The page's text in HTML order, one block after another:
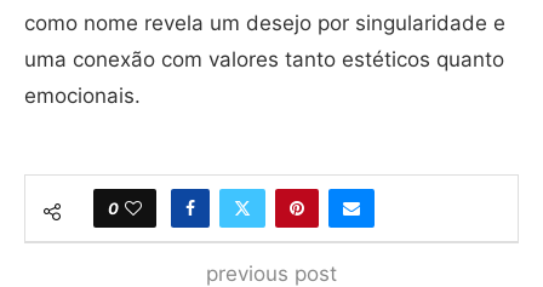
como nome revela um desejo por singularidade e
uma conexão com valores tanto estéticos quanto
emocionais.
0
previous post